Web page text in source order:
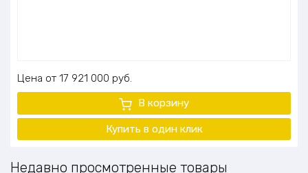
Цена 17 921 000 руб.
В корзину
Купить в один клик
Недавно просмотренные товары